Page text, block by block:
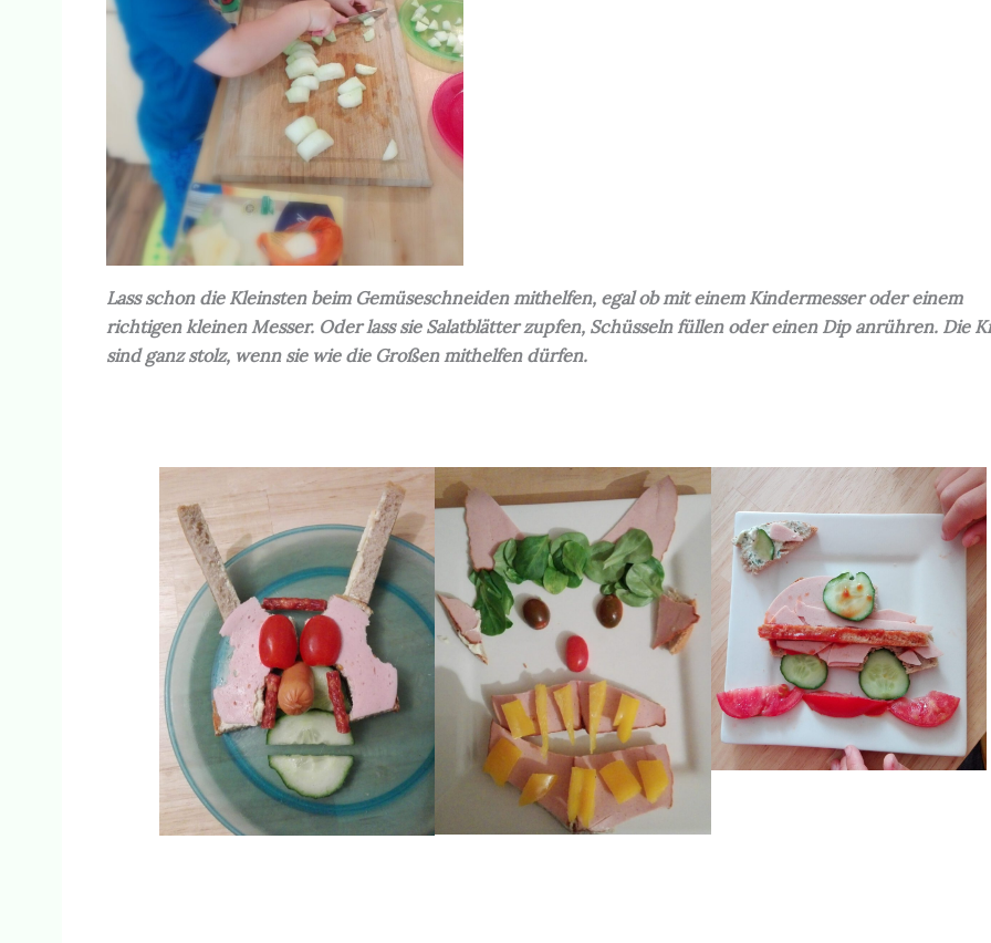
Lass schon die Kleinsten beim Gemüseschneiden mithelfen, egal ob mit einem Kindermesser oder einem
richtigen kleinen Messer. Oder lass sie Salatblätter zupfen, Schüsseln füllen oder einen Dip anrühren. Die
sind ganz stolz, wenn sie wie die Großen mithelfen dürfen.